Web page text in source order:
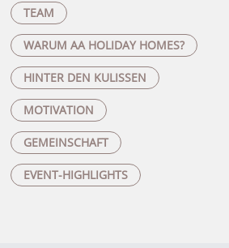
TEAM
WARUM AA HOLIDAY HOMES?
HINTER DEN KULISSEN
MOTIVATION
GEMEINSCHAFT
EVENT-HIGHLIGHTS